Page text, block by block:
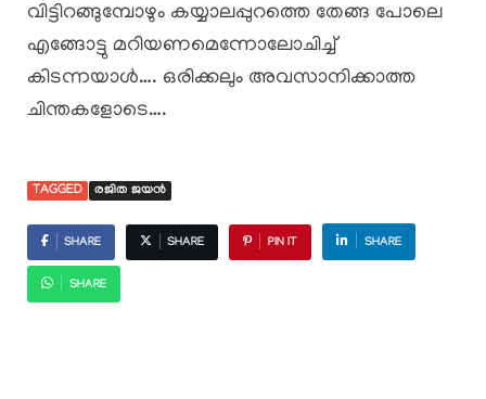
വിട്ടിറങ്ങുമ്പോഴും കയ്യാലപ്പുറത്തെ തേങ്ങ പോലെ
എങ്ങോട്ടു മറിയണമെന്നോലോചിച്ച്
കിടന്നയാൾ…. ഒരിക്കലും അവസാനിക്കാത്ത
ചിന്തകളോടെ….
TAGGED രജിത ജയൻ
SHARE SHARE PIN IT SHARE
SHARE